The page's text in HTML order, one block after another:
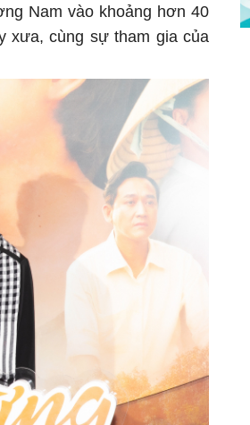
Nam vào khoảng hơn 40
xưa, cùng sự tham gia của